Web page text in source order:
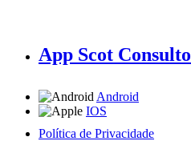
App Scot
Android
IOS
Política de Privacidade